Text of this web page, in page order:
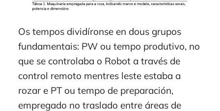
Os tempos dividíronse en dous grupos
fundamentais: PW ou tempo produtivo, no
que se controlaba o Robot a través de
control remoto mentres leste estaba a
rozar e PT ou tempo de preparación,
empregado no traslado entre áreas de